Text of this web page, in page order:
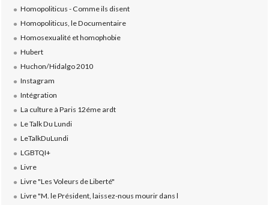
Homopoliticus - Comme ils disent
Homopoliticus, le Documentaire
Homosexualité et homophobie
Hubert
Huchon/Hidalgo 2010
Instagram
Intégration
La culture à Paris 12éme ardt
Le Talk Du Lundi
LeTalkDuLundi
LGBTQI+
Livre
Livre "Les Voleurs de Liberté"
Livre "M. le Président, laissez-nous mourir dans l